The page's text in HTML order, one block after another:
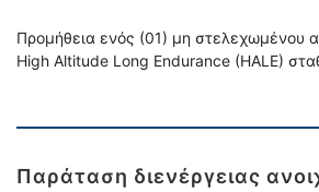
Προμήθεια ενός (01) μη στελεχωμένου
High Altitude Long Endurance (HALE)
Παράταση διενέργειας